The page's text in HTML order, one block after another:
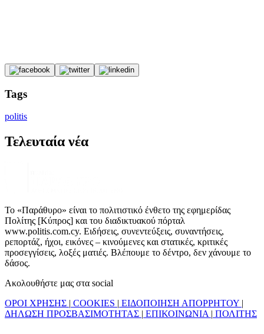
Tags
politis
Τελευταία νέα
Το «Παράθυρο» είναι το πολιτιστικό ένθετο της εφημερίδας
Πολίτης [Κύπρος] και του διαδικτυακού πόρταλ
www.politis.com.cy. Ειδήσεις, συνεντεύξεις, συναντήσεις,
ρεπορτάζ, ήχοι, εικόνες – κινούμενες και στατικές, κριτικές
προσεγγίσεις, λοξές ματιές. Βλέπουμε το δέντρο, δεν χάνουμε το
δάσος.
Ακολουθήστε μας στα social
ΟΡΟΙ ΧΡΗΣΗΣ | COOKIES | ΕΙΔΟΠΟΙΗΣΗ ΑΠΟΡΡΗΤΟΥ |
ΔΗΛΩΣΗ ΠΡΟΣΒΑΣΙΜΟΤΗΤΑΣ | ΕΠΙΚΟΙΝΩΝΙΑ | ΠΟΛΙΤΗΣ